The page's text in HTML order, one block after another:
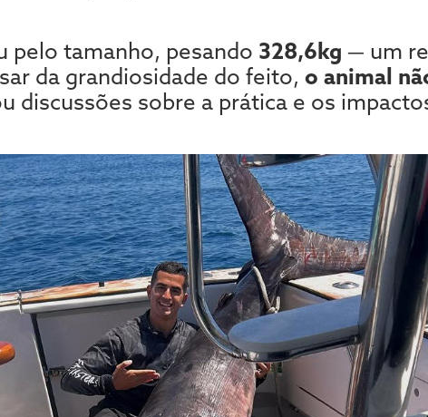
pelo tamanho, pesando 328,6kg — um
da grandiosidade do feito, o animal
discussões sobre a prática e os